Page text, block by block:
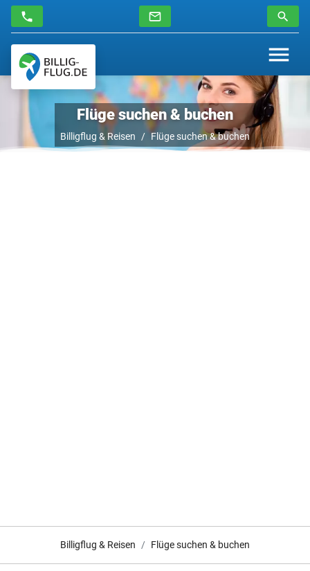
Flüge suchen & buchen
Billigflug & Reisen Flüge suchen & buchen
Billigflug & Reisen Flüge suchen & buchen